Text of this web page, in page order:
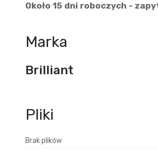
Około 15 dni roboczych -
Marka
Brilliant
Brak plików